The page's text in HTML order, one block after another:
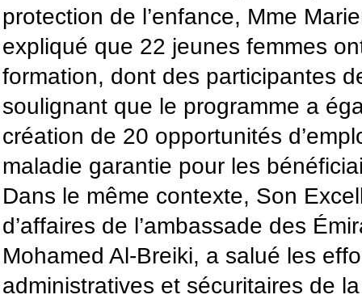
protection de l’enfance, Mme
expliqué que 22 jeunes femmes
formation, dont des participantes
soulignant que le programme a
création de 20 opportunités
maladie garantie pour les
Dans le même contexte, Son
d’affaires de l’ambassade des
Mohamed Al-Breiki, a salué les
administratives et sécuritaires de